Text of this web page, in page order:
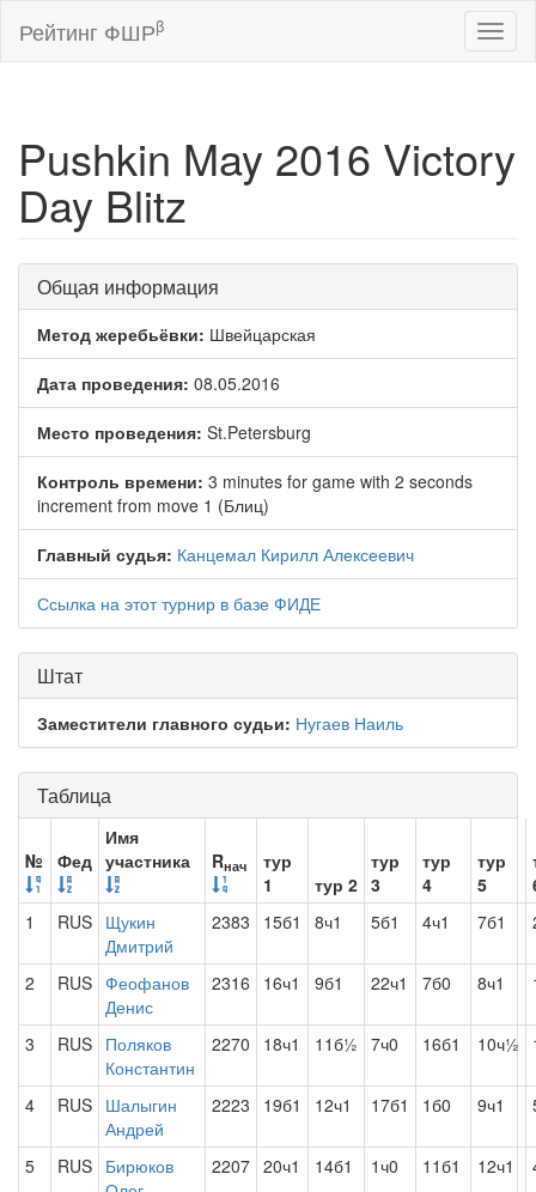
Рейтинг ФШРβ
Pushkin May 2016 Victory
Day Blitz
Общая информация
Метод жеребьёвки: Швейцарская
Дата проведения: 08.05.2016
Место проведения: St.Petersburg
Контроль времени: 3 minutes for game with 2 seconds
increment from move 1 (Блиц)
Главный судья: Канцемал Кирилл Алексеевич
Ссылка на этот турнир в базе ФИДЕ
Штат
Заместители главного судьи: Нугаев Наиль
Таблица
№ Фед
Имя
участника
Rнач
тур
1
тур 2
тур
3
тур
4
тур
5
1
RUS Щукин
Дмитрий
2383 15б1 8ч1 5б1 4ч1 7б1
2 RUS Феофанов
Денис
2316 16ч1 9б1 22ч1 7б0 8ч1
3 RUS Поляков
Константин
2270 18ч1 11б½ 7ч0 16б1 10ч½
4 RUS Шалыгин
Андрей
2223 19б1 12ч1 17б1 1б0 9ч1
5 RUS Бирюков
2207 20ч1 14б1 1ч0 11б1 12ч1